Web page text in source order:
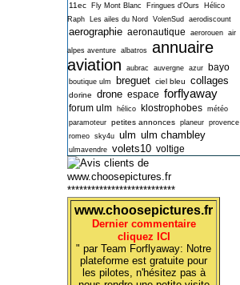
11ec Fly Mont Blanc Fringues d'Ours
Hélico
Raph
Les ailes du Nord VolenSud aerodiscount
aerographie aeronautique aerorouen air
alpes aventure albatros annuaire
aviation
aubrac auvergne azur bayo
boutique ulm breguet ciel bleu collages
dorine drone espace forflyaway
forum ulm hélico klostrophobes météo
paramoteur petites annonces planeur provence
romeo sky4u ulm ulm chambley
ulmavendre volets10 voltige
***************************
www.choosepictures.fr
Dernier commentaire
cliquez ICI
" par Team Forflyaway: Notre
plateforme est gratuite pour
les pilotes, n'hésitez pas à